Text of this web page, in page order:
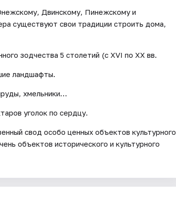
Двинскому, Пинежскому и
существуют свои традиции строить дома,
зодчества 5 столетий (с XVI по ХХ вв.
ландшафты.
хмельники…
уголок по сердцу.
свод особо ценных объектов культурного
объектов исторического и культурного